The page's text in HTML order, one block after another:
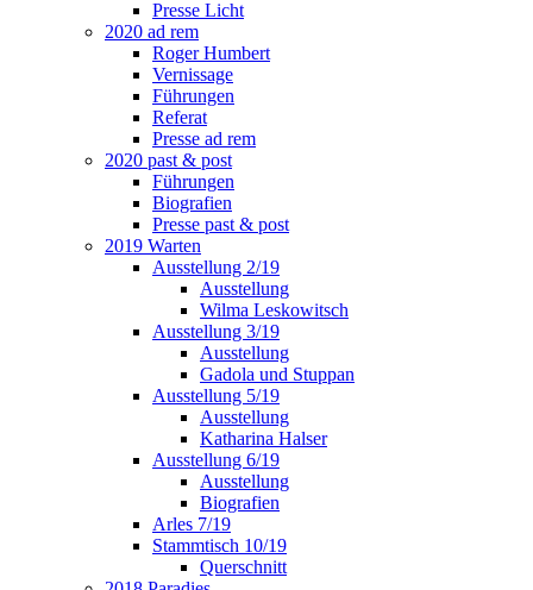
Presse Licht
2020 ad rem
Roger Humbert
Vernissage
Führungen
Referat
Presse ad rem
2020 past & post
Führungen
Biografien
Presse past & post
2019 Warten
Ausstellung 2/19
Ausstellung
Wilma Leskowitsch
Ausstellung 3/19
Ausstellung
Gadola und Stuppan
Ausstellung 5/19
Ausstellung
Katharina Halser
Ausstellung 6/19
Ausstellung
Biografien
Arles 7/19
Stammtisch 10/19
Querschnitt